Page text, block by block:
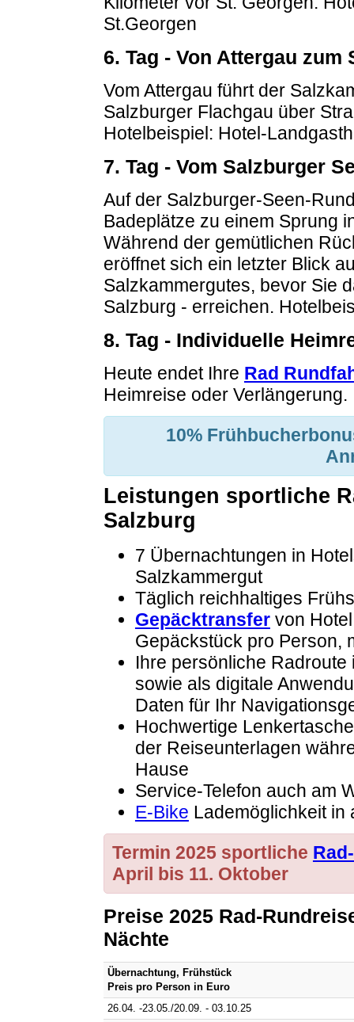
St.Georgen
6. Tag - Von Attergau
Vom Attergau führt der
Salzburger Flachgau über
Hotelbeispiel: Hotel-
7. Tag - Vom Salzburger
Auf der Salzburger-Seen-
Badeplätze zu einem Sprung
Während der gemütlichen
eröffnet sich ein letzter Blick
Salzkammergutes, bevor Sie
Salzburg - erreichen.
8. Tag - Individuelle
Heute endet Ihre Rad
Heimreise oder Verlängerung.
10%
Leistungen sportliche
Salzburg
7 Übernachtungen in
Salzkammergut
Täglich reichhaltiges
Gepäcktransfervon Hotel
Gepäckstück pro Person,
Ihre persönliche
sowie als digitale
Daten für Ihr
Hochwertige
der Reiseunterlagen
Hause
Service-Telefon auch am
E-Bike Lademöglichkeit in
Termin 2025 sportliche
April bis 11. Oktober
Preise 2025 Rad-
Nächte
Übernachtung, Frühstück
Preis pro Person in Euro
26.04. -23.05./20.09. - 03.10.25